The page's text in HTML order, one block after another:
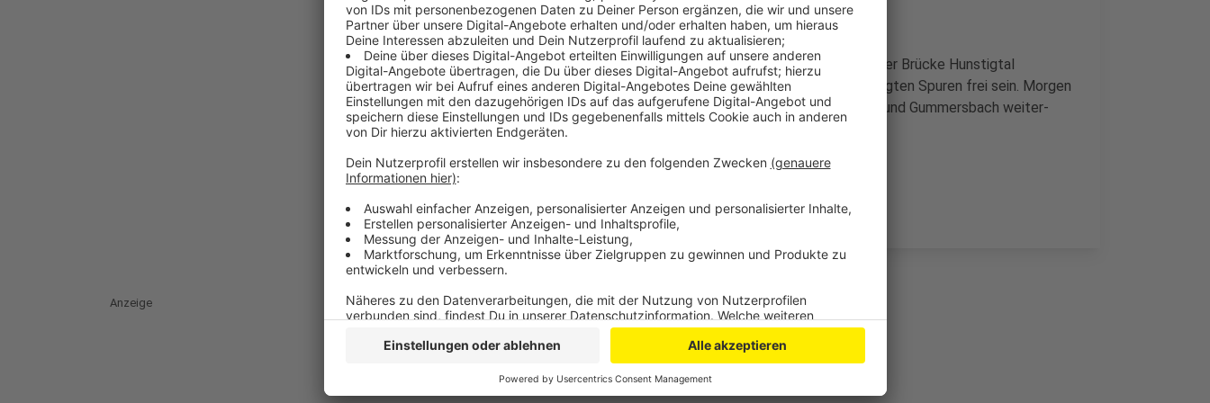
Dort wird die Baustelle für die ersten Sanierungsmaßnahmen an der Brücke Hunstigtal
eingerichtet. Voraussichtlich um 15 Uhr sollen wieder beide verengten Spuren frei sein. Morgen
am Freitag geht es dann mit der Einspurigkeit zwischen Bielstein und Gummersbach weiter-
von etwa 9 bis 15 Uhr.
Anzeige
Anzeige